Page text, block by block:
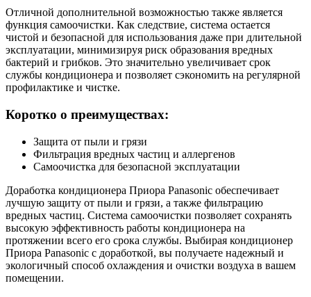
Отличной дополнительной возможностью также является
функция самоочистки. Как следствие, система остается
чистой и безопасной для использования даже при длительной
эксплуатации, минимизируя риск образования вредных
бактерий и грибков. Это значительно увеличивает срок
службы кондиционера и позволяет сэкономить на регулярной
профилактике и чистке.
Коротко о преимуществах:
Защита от пыли и грязи
Фильтрация вредных частиц и аллергенов
Самоочистка для безопасной эксплуатации
Доработка кондиционера Приора Panasonic обеспечивает
лучшую защиту от пыли и грязи, а также фильтрацию
вредных частиц. Система самоочистки позволяет сохранять
высокую эффективность работы кондиционера на
протяжении всего его срока службы. Выбирая кондиционер
Приора Panasonic с доработкой, вы получаете надежный и
экологичный способ охлаждения и очистки воздуха в вашем
помещении.